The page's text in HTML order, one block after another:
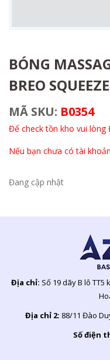
BÓNG
BREO
MÃ SKU: B0354
Để check tồn kho vui lòng
Nếu bạn chưa có tài
Đang cập nhật
Địa chỉ: Số 19 dãy B lô
Địa chỉ 2: 88/11 Đào
Số điện